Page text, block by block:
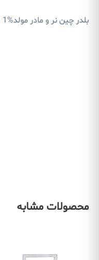
بلدر چین نر و مادر مولد%1 – %2
محصولات مشابه